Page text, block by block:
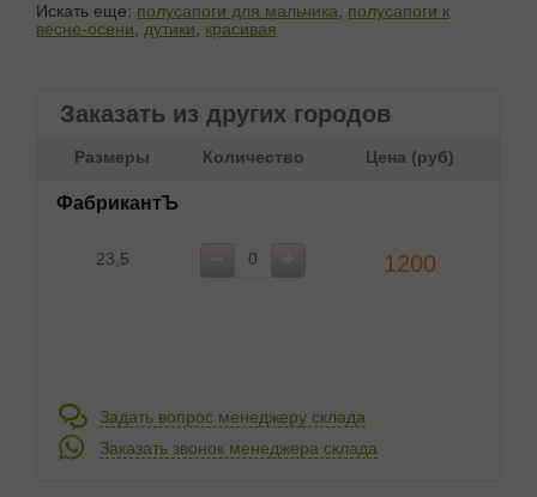
Искать еще: полусапоги для мальчика
полусапоги к
весне-осени
дутики красивая
Заказать из других городов
Размеры Количество Цена (руб)
ФабрикантЪ
23,5 1200
Задать вопрос менеджеру склада
Заказать звонок менеджера склада